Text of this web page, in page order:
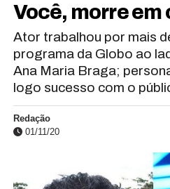
Você, morre em
Ator trabalhou por mais
programa da Globo ao
Ana Maria Braga;
logo sucesso com o
Redação
01/11/20